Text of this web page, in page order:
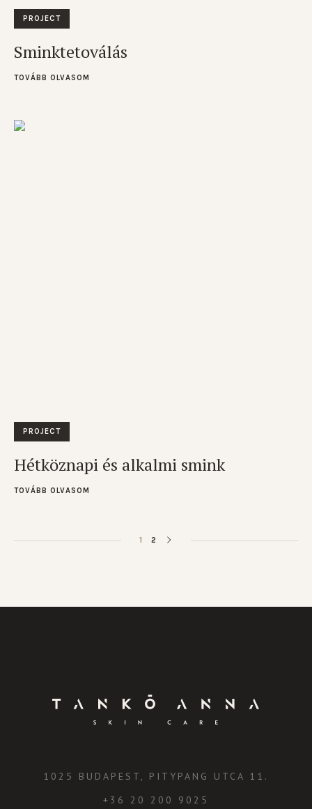
PROJECT
Sminktetoválás
TOVÁBB OLVASOM
PROJECT
Hétköznapi és alkalmi smink
TOVÁBB OLVASOM
1 2
1025 BUDAPEST, PITYPANG UTCA 11.
+36 20 200 9025